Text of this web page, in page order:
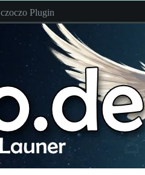
czoczo Plugin